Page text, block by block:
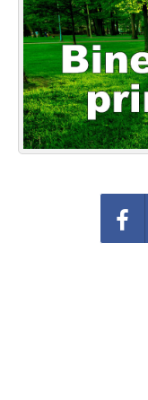
Felicitari zile
Felicitari muzicale
Felicitari muzicale
Felicitari animate